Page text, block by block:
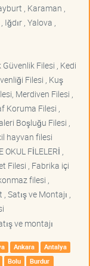
, Karaman ,
, Yalova ,
Filesi , Kedi
Filesi , Kuş
Merdiven Filesi ,
Koruma Filesi ,
Boşluğu Filesi ,
hayvan filesi
FİLELERİ ,
Filesi , Fabrika içi
filesi ,
ve Montajı ,
ve montajı
Ankara
Antalya
Bolu
Burdur